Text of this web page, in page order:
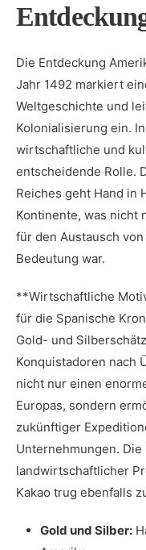
Die Entdeckung
Jahr ⁣1492 markiert
Weltgeschichte und
Kolonialisierung ​ein.
wirtschaftliche und
entscheidende Rolle.
Reiches geht Hand in
Kontinente, was nicht⁤
für ⁤den ⁢Austausch
Bedeutung war.
**Wirtschaftliche
für die Spanische
Gold- und
Konquistadoren ⁤nach
nicht ‍nur einen⁣
Europas, sondern
zukünftiger
⁤Unternehmungen.⁤
‍landwirtschaftlicher
Kakao ​trug⁤ ebenfalls
Gold⁣ und Silber: